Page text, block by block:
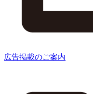
広告掲載のご案内